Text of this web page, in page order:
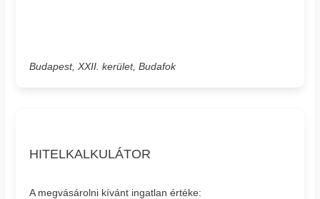
Budapest, XXII. kerület, Budafok
HITELKALKULÁTOR
A megvásárolni kívánt ingatlan értéke: